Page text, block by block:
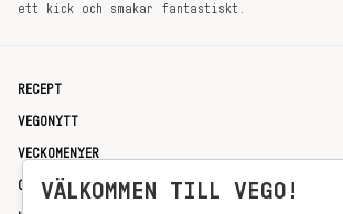
ett kick och smakar fantastiskt.
RECEPT
VEGONYTT
VECKOMENYER
OM OSSVÄLKOMMEN TILL VEGO!